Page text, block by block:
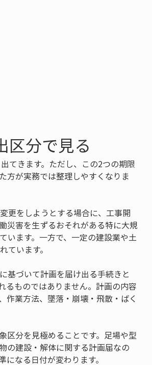
区分で見る
てきます。ただし、この2つの期限
方が実務では整理しやすくなりま
更をしようとする場合に、工事開
災害を生ずるおそれがある特に大規
います。一方で、一定の建設業や土
います。
基づいて計画を届け出る手続きと
るものではありません。計画の内容
作業方法、墜落・崩壊・飛散・ばく
区分を見極めることです。足場や型
の建設・解体に関する計画届なの
なる日付が変わります。